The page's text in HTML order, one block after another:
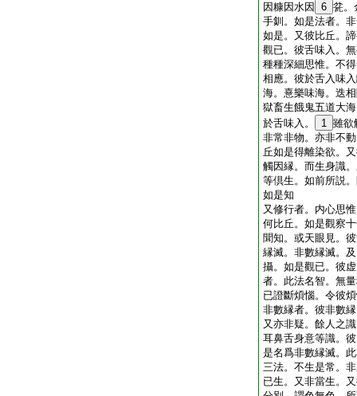
因糠因水因
6 瓫。
手釧。如是法者。
如是。又彼比丘。
觀已。彼舌味入。
種種深細思惟。不
相應。彼於舌入味
海。憙樂味海。迭
獄畜生餓鬼五道大
於舌味入。
1 雖欲
非常非物。亦非不
丘如是得離染欲。
觸因縁。而生身識
等倶生。如前所説
如是知
又修行者。内心思
何比丘。如是觀察
聞知。或天眼見。
縁滅。非數縁滅。
攝。如是觀已。彼
者。此法名智。無
已證斷煩惱。令彼
非數縁者。彼非數
又亦非疑。餘人之
耳鼻舌身意等識。
是名爲非數縁滅。
三法。不生是常。
已生。又非當生。